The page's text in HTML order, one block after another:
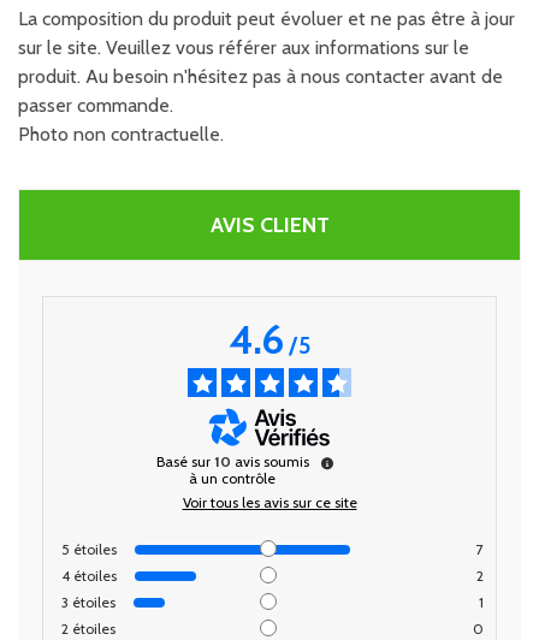
La composition du produit peut évoluer et ne pas être à jour
sur le site. Veuillez vous référer aux informations sur le
produit. Au besoin n'hésitez pas à nous contacter avant de
passer commande.
Photo non contractuelle.
AVIS CLIENT
4.6/5
Basé sur 10 avis soumis
à un contrôle
Voir tous les avis sur ce site
5 étoiles
7
4 étoiles
2
3 étoiles
1
2 étoiles
0